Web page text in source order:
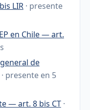
LIR · presente
en Chile — art.
de
· presente en 5
— art. 8 bis CT ·